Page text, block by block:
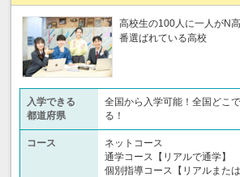
高校生の100人に一人がN
番選ばれている高校
入学できる
都道府県
全国から入学可能！全国どこ
る！
コース
ネットコース
通学コース【リアルで通学】
個別指導コース【リアルまた